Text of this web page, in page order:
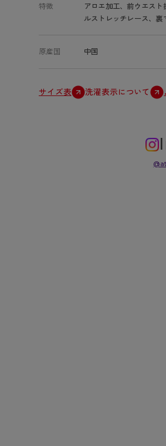
特徴
アロエ加工、前ウエス
ルストレッチレース、裏
原産国 中国
サイズ表 洗濯表示について